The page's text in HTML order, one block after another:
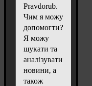
Pravdorub.
Чим я можу
допомогти?
Я можу
шукати та
аналізувати
новини, а
також